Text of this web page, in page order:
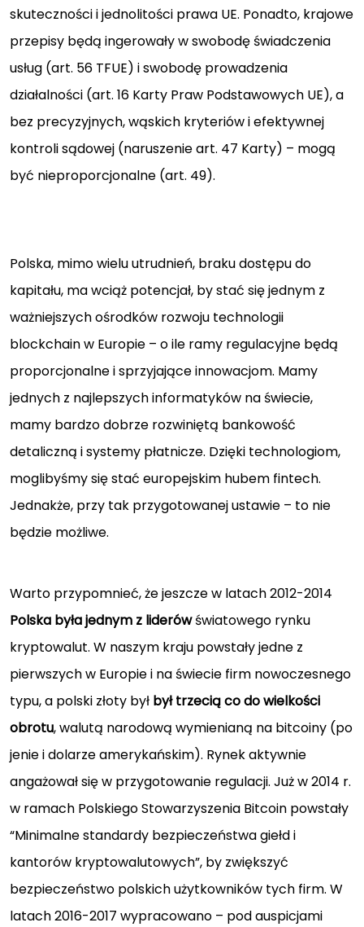
skuteczności i jednolitości prawa UE. Ponadto, krajowe
przepisy będą ingerowały w swobodę świadczenia
usług (art. 56 TFUE) i swobodę prowadzenia
działalności (art. 16 Karty Praw Podstawowych UE), a
bez precyzyjnych, wąskich kryteriów i efektywnej
kontroli sądowej (naruszenie art. 47 Karty) – mogą
być nieproporcjonalne (art. 49).
Polska, mimo wielu utrudnień, braku dostępu do
kapitału, ma wciąż potencjał, by stać się jednym z
ważniejszych ośrodków rozwoju technologii
blockchain w Europie – o ile ramy regulacyjne będą
proporcjonalne i sprzyjające innowacjom. Mamy
jednych z najlepszych informatyków na świecie,
mamy bardzo dobrze rozwiniętą bankowość
detaliczną i systemy płatnicze. Dzięki technologiom,
moglibyśmy się stać europejskim hubem fintech.
Jednakże, przy tak przygotowanej ustawie – to nie
będzie możliwe.
Warto przypomnieć, że jeszcze w latach 2012-2014
Polska była jednym z liderówświatowego rynku
kryptowalut. W naszym kraju powstały jedne z
pierwszych w Europie i na świecie firm nowoczesnego
typu, a polski złoty był był trzecią co do wielkości
obrotu, walutą narodową wymienianą na bitcoiny (po
jenie i dolarze amerykańskim). Rynek aktywnie
angażował się w przygotowanie regulacji. Już w 2014 r.
w ramach Polskiego Stowarzyszenia Bitcoin powstały
“Minimalne standardy bezpieczeństwa giełd i
kantorów kryptowalutowych”, by zwiększyć
bezpieczeństwo polskich użytkowników tych firm. W
latach 2016-2017 wypracowano – pod auspicjami